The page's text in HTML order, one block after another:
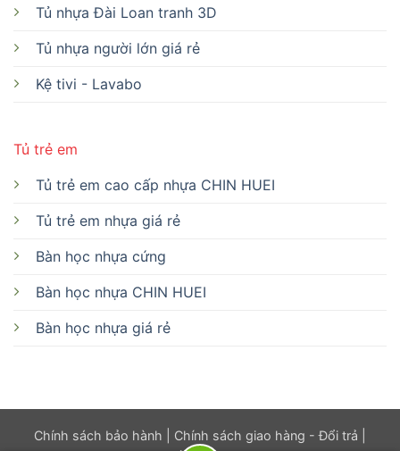
Tủ nhựa Đài Loan tranh 3D
Tủ nhựa người lớn giá rẻ
Kệ tivi - Lavabo
Tủ trẻ em
Tủ trẻ em cao cấp nhựa CHIN HUEI
Tủ trẻ em nhựa giá rẻ
Bàn học nhựa cứng
Bàn học nhựa CHIN HUEI
Bàn học nhựa giá rẻ
Chính sách bảo hành Chính sách giao hàng - Đổi trả